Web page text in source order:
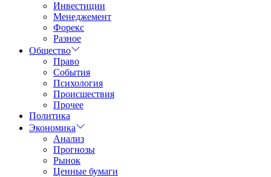
Инвестиции
Менеджемент
Форекс
Разное
Общество
Право
События
Психология
Происшествия
Прочее
Политика
Экономика
Анализ
Прогнозы
Рынок
Ценные бумаги